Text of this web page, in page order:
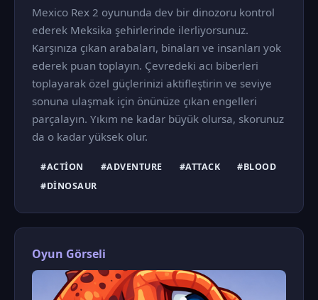
Mexico Rex 2 oyununda dev bir dinozoru kontrol
ederek Meksika şehirlerinde ilerliyorsunuz.
Karşınıza çıkan arabaları, binaları ve insanları yok
ederek puan toplayın. Çevredeki acı biberleri
toplayarak özel güçlerinizi aktifleştirin ve seviye
sonuna ulaşmak için önünüze çıkan engelleri
parçalayın. Yıkım ne kadar büyük olursa, skorunuz
da o kadar yüksek olur.
#ACTION #ADVENTURE #ATTACK
#BLOOD
#DINOSAUR
Oyun Görseli